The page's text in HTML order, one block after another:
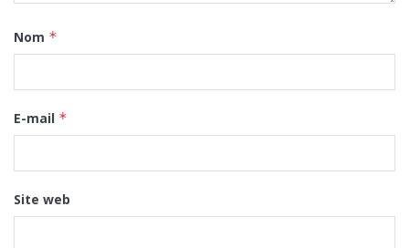
Nom *
E-mail *
Site web